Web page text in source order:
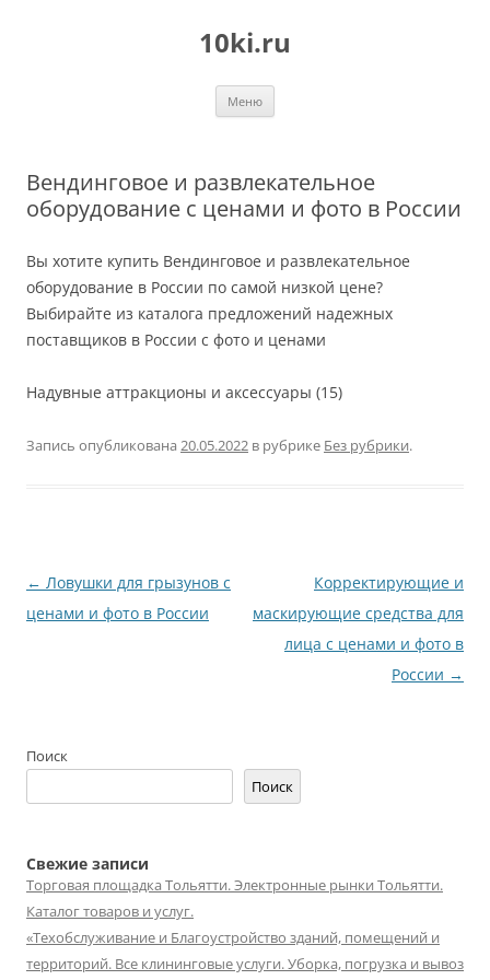
10ki.ru
Меню
Вендинговое и развлекательное
оборудование с ценами и фото в России
Вы хотите купить Вендинговое и развлекательное
оборудование в России по самой низкой цене?
Выбирайте из каталога предложений надежных
поставщиков в России с фото и ценами
Надувные аттракционы и аксессуары (15)
Запись опубликована 20.05.2022 в рубрике Без рубрики.
Навигация
по
← Ловушки для грызунов с
ценами и фото в России
Корректирующие и
маскирующие средства для
лица с ценами и фото в
России →
Поиск
Поиск
Свежие записи
Торговая площадка Тольятти. Электронные рынки Тольятти.
Каталог товаров и услуг.
«Техобслуживание и Благоустройство зданий, помещений и
территорий. Все клининговые услуги. Уборка, погрузка и вывоз